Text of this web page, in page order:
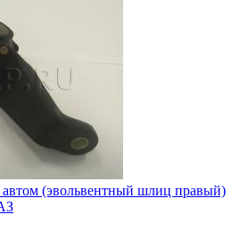
(эвольвентный шлиц правый)